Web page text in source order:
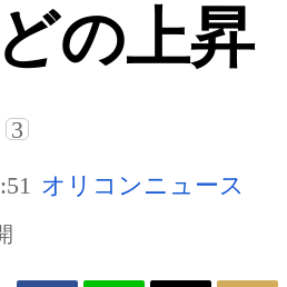
の上昇
3
オリコンニュース